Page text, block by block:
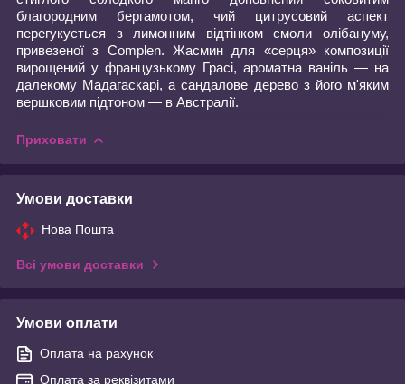
благородним бергамотом, чий цитрусовий аспект
перегукується з лимонним відтінком смоли олібануму,
привезеної з Complen. Жасмин для «серця» композиції
вирощений у французькому Грасі, ароматна ваніль — на
далекому Мадагаскарі, а сандалове дерево з його м'яким
вершковим підтоном — в Австралії.
Приховати
Умови доставки
Нова Пошта
Всі умови доставки
Умови оплати
Оплата на рахунок
Оплата за реквізитами